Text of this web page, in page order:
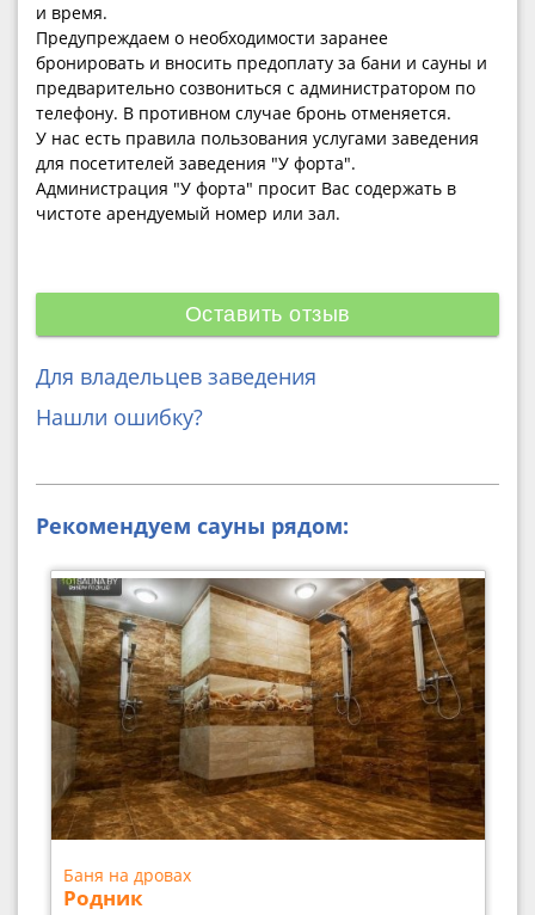
и время.
Предупреждаем о необходимости заранее
бронировать и вносить предоплату за бани и сауны и
предварительно созвониться с администратором по
телефону. В противном случае бронь отменяется.
У нас есть правила пользования услугами заведения
для посетителей заведения "У форта".
Администрация "У форта" просит Вас содержать в
чистоте арендуемый номер или зал.
Оставить отзыв
Для владельцев заведения
Нашли ошибку?
Рекомендуем сауны рядом:
Баня на дровах
Родник